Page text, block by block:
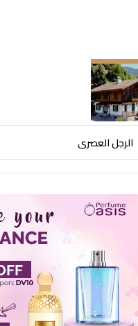
الرجل العصرى